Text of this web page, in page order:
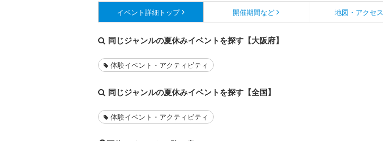
イベント詳細 トップ 開催期間など 地図・アクセス
同じジャンルの夏休みイベントを探す【大阪府】
体験イベント・アクティビティ
同じジャンルの夏休みイベントを探す【全国】
体験イベント・アクティビティ